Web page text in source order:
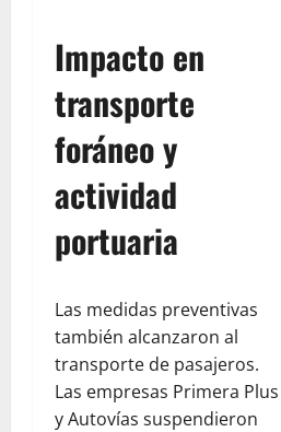
Impacto en
transporte
foráneo y
actividad
portuaria
Las medidas preventivas
también alcanzaron al
transporte de pasajeros.
Las empresas Primera Plus
y Autovías suspendieron